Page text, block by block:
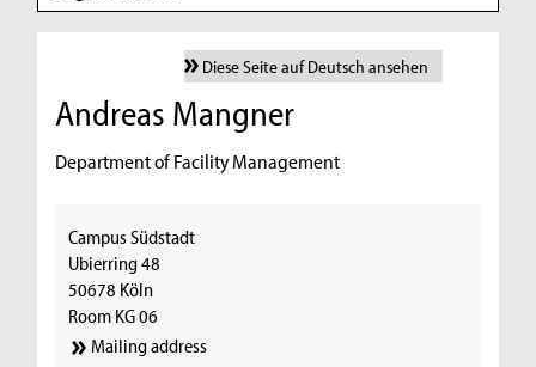
Diese Seite auf Deutsch ansehen
Andreas Mangner
Department of Facility Management
Campus Südstadt
Ubierring 48
50678 Köln
Room KG 06
Mailing address